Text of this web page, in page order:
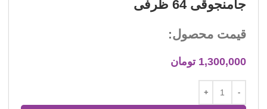
جامنجوقی 64 ظرفی
قیمت محصول:
1,300,000 تومان